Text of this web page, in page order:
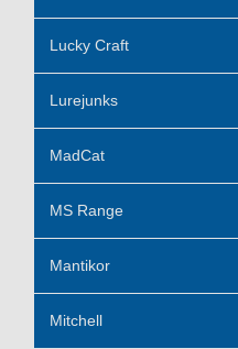
Lucky Craft
Lurejunks
MadCat
MS Range
Mantikor
Mitchell